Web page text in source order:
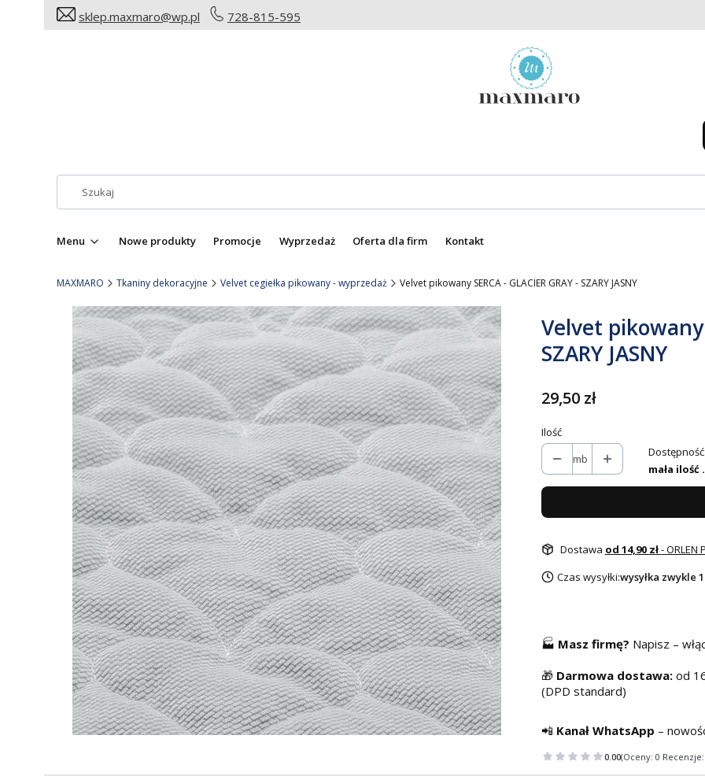
sklep.maxmaro@wp.pl 728-815-595
Menu Nowe produkty Promocje Wyprzedaż Oferta dla firm Kontakt
MAXMARO Tkaniny dekoracyjne Velvet cegiełka pikowany - wyprzedaż Velvet pikowany SERCA - GLACIER GRAY - SZARY JASNY
Velvet pikowany
SZARY JASNY
Cena
29,50 zł
Ilość
mb
Dostępność:
mała ilość .
Dostawa od 14,90 zł- ORLEN
Czas wysyłki:wysyłka zwykle
🏭 Masz firmę? Napisz –
🎁 Darmowa dostawa: od
(DPD standard)
📲 Kanał WhatsApp –
0.00(Oceny: 0 Recenzje: